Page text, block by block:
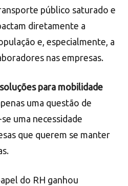
público saturado e
diretamente a
e, especialmente, a
nas empresas.
soluções para mobilidade
uma questão de
uma necessidade
que querem se manter
do RH ganhou